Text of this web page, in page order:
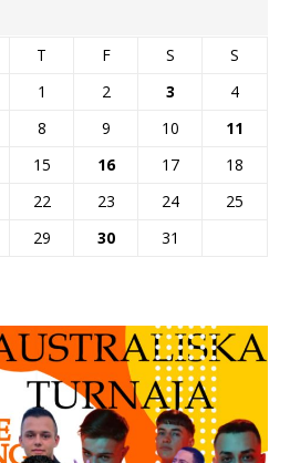
T F S
S
1
2 3
4
8 9 10
11
15 16 17
18
22 23 24
25
29 30 31